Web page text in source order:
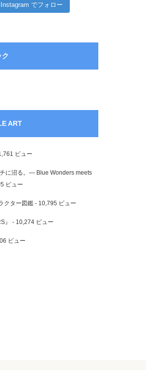
Instagram でフォロー
ART
ビュー
に沼る。― Blue Wonders meets
ビュー
クター図鑑 - 10,795 ビュー
』 - 10,274 ビュー
ビュー